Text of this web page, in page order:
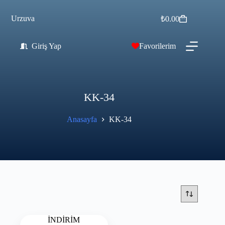
Urzuva ₺0.00
Giriş Yap Favorilerim
KK-34
Anasayfa KK-34
İNDİRİM